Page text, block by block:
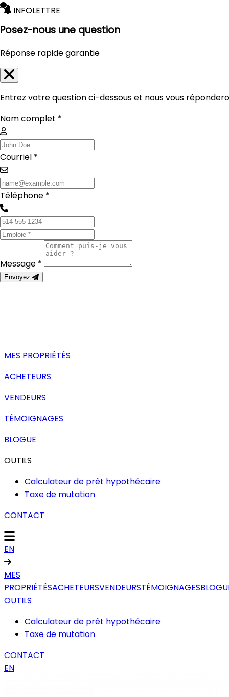
INFOLETTRE
MES PROPRIÉTÉS
ACHETEURS
VENDEURS
TÉMOIGNAGES
BLOGUE
OUTILS
Calculateur de prêt hypothécaire
Taxe de mutation
CONTACT
EN
MES
PROPRIÉTÉSACHETEURSVENDEURSTÉMOIGNAGES
OUTILS
Calculateur de prêt hypothécaire
Taxe de mutation
CONTACT
EN
Posez-nous une question
Réponse rapide garantie
Entrez votre question ci-dessous et nous vous
Nom complet *
Courriel *
Téléphone *
Message *
Envoyez